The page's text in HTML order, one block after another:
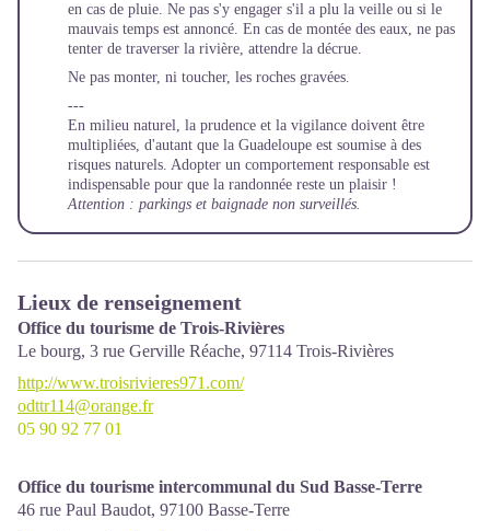
en cas de pluie. Ne pas s'y engager s'il a plu la veille ou si le
mauvais temps est annoncé. En cas de montée des eaux, ne pas
tenter de traverser la rivière, attendre la décrue.
Ne pas monter, ni toucher, les roches gravées.
---
En milieu naturel, la prudence et la vigilance doivent être
multipliées, d'autant que la Guadeloupe est soumise à des
risques naturels. Adopter un comportement responsable est
indispensable pour que la randonnée reste un plaisir !
Attention : parkings et baignade non surveillés.
Lieux de renseignement
Office du tourisme de Trois-Rivières
Le bourg, 3 rue Gerville Réache, 97114 Trois-Rivières
http://www.troisrivieres971.com/
odttr114@orange.fr
05 90 92 77 01
Office du tourisme intercommunal du Sud Basse-Terre
46 rue Paul Baudot, 97100 Basse-Terre